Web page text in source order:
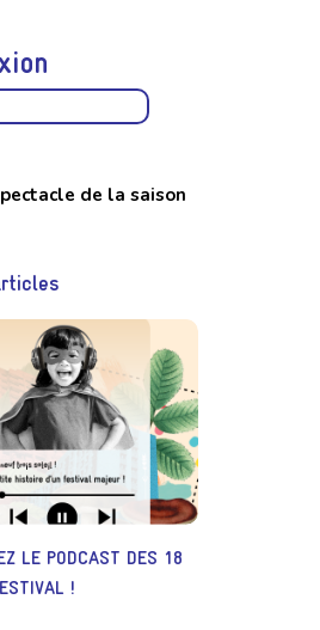
de la saison
LE PODCAST DES 18
!